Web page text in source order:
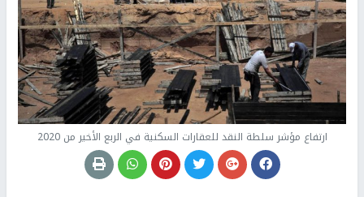
ارتفاع مؤشر سلطة النقد للعقارات السكنية في الربع الأخير من 2020